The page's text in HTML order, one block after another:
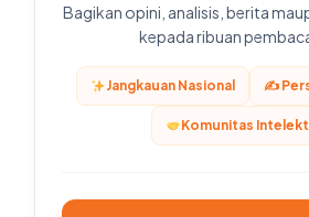
Bagikan opini, analisis, berita
kepada ribuan
Jangkauan Nasional ✍️
Komunitas